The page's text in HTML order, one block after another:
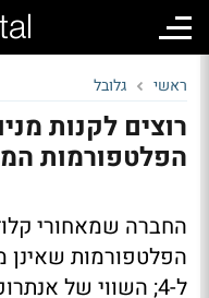
ראשי גלובל
רוצים לקנות
הפלטפורמות
החברה שמאחורי